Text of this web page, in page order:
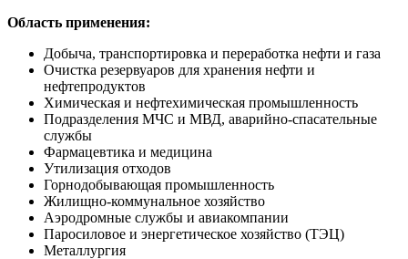
Область применения:
Добыча, транспортировка и переработка нефти и газа
Очистка резервуаров для хранения нефти и
нефтепродуктов
Химическая и нефтехимическая промышленность
Подразделения МЧС и МВД, аварийно-спасательные
службы
Фармацевтика и медицина
Утилизация отходов
Горнодобывающая промышленность
Жилищно-коммунальное хозяйство
Аэродромные службы и авиакомпании
Паросиловое и энергетическое хозяйство (ТЭЦ)
Металлургия